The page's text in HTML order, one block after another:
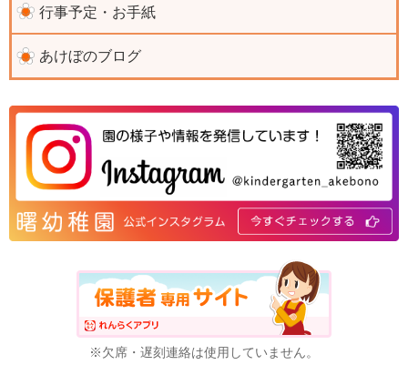
行事予定・お手紙
あけぼのブログ
※欠席・遅刻連絡は使用していません。